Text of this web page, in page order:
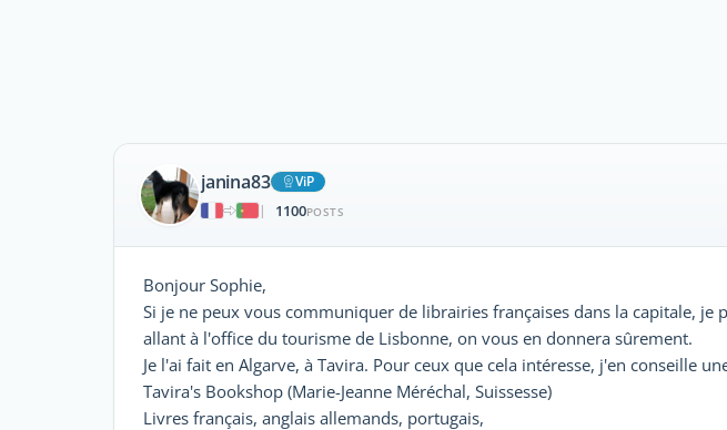
janina83
ViP
|
1100POSTS
Bonjour Sophie,
Si je ne peux vous communiquer de librairies françaises dans la capitale, je
allant à l'office du tourisme de Lisbonne, on vous en donnera sûrement.
Je l'ai fait en Algarve, à Tavira. Pour ceux que cela intéresse, j'en conseille
Tavira's Bookshop (Marie-Jeanne Méréchal, Suissesse)
Livres français, anglais allemands, portugais,